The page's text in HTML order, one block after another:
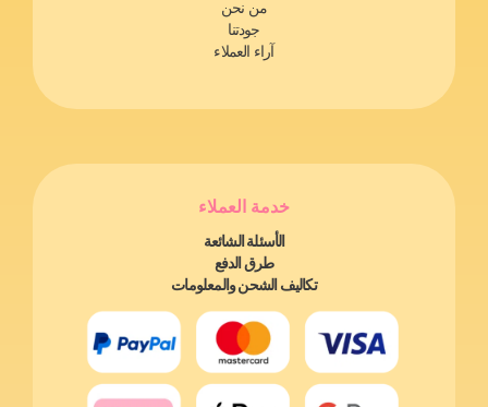
من نحن
جودتنا
آراء العملاء
خدمة العملاء
الأسئلة الشائعة
طرق الدفع
تكاليف الشحن والمعلومات